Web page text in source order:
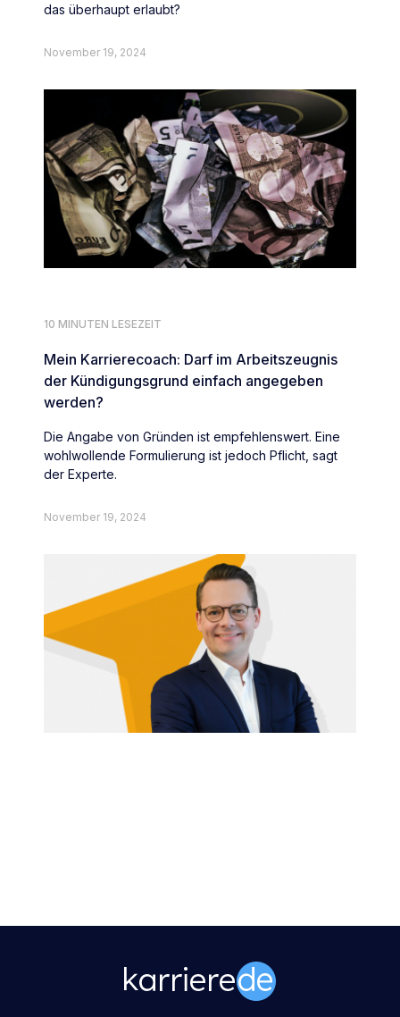
das überhaupt erlaubt?
November 19, 2024
10 MINUTEN LESEZEIT
Mein Karrierecoach: Darf im Arbeitszeugnis
der Kündigungsgrund einfach angegeben
werden?
Die Angabe von Gründen ist empfehlenswert. Eine
wohlwollende Formulierung ist jedoch Pflicht, sagt
der Experte.
November 19, 2024